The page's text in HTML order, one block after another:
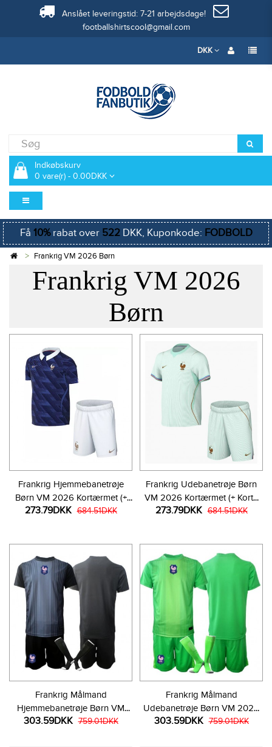
Anslået leveringstid: 7-21 arbejdsdage!
footballshirtscool@gmail.com
DKK
Indkøbskurv
0 vare(r) - 0.00DKK
Få 10%rabat over 522DKK, Kuponkode: FODBOLD
Frankrig VM 2026 Børn
Frankrig VM 2026
Børn
Frankrig Hjemmebanetrøje
Børn VM 2026 Kortærmet (+
Korte bukser)
273.79DKK 684.51DKK
Frankrig Udebanetrøje Børn
VM 2026 Kortærmet (+ Korte
bukser)
273.79DKK 684.51DKK
Frankrig Målmand
Hjemmebanetrøje Børn VM
2026 Kortærmet (+ Korte
303.59DKK 759.01DKK
Frankrig Målmand
Udebanetrøje Børn VM 2026
Kortærmet (+ Korte bukser)
303.59DKK 759.01DKK